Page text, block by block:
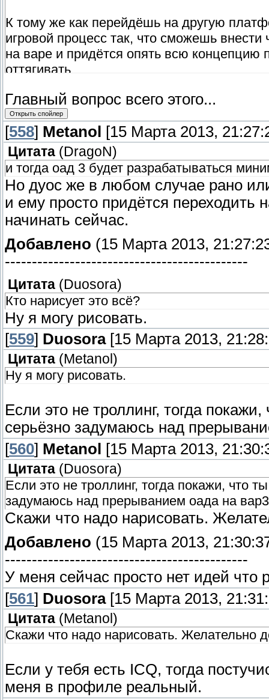
К тому же как перейдёшь на другую
игровой процесс так, что сможешь внести
на варе и придётся опять всю
оттягивать.
Главный вопрос всего этого...
[558] Metanol [15 Марта 2013,
Цитата ( DragoN )
и тогда оад 3 будет разрабатываться
Но дуос же в любом случае рано
и ему просто придётся переходить
начинать сейчас.
Добавлено (15 Марта 2013,
---------------------------------------------
Цитата (Duosora)
Кто нарисует это всё?
Ну я могу рисовать.
[559] Duosora[15 Марта 2013,
Цитата (Metanol )
Ну я могу рисовать.
Если это не троллинг, тогда
серьёзно задумаюсь над
[560] Metanol [15 Марта 2013,
Цитата ( Duosora)
Если это не троллинг, тогда покажи, что
задумаюсь над прерыванием оада на
Скажи что надо нарисовать.
Добавлено (15 Марта 2013,
---------------------------------------------
У меня сейчас просто нет идей что
[561] Duosora[15 Марта 2013,
Цитата (Metanol )
Скажи что надо нарисовать. Желательно
Если у тебя есть ICQ, тогда
меня в профиле реальный.